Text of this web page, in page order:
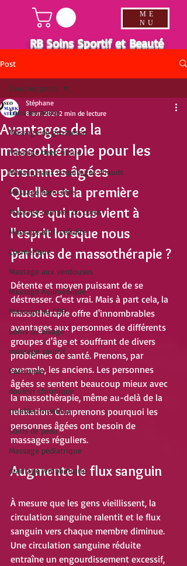
RB Soins Sportif et Beauté
ME
NU
Post
Tous les posts
Massage de grossesse
Massage deep tissue
Massage aux coquillages chauds
Massage bien-être
Massage complet du corps
Massage anti-cellulite
Cosmétique
Massage aux ventouses
Massage Ayurvédique
Massage au CBD
Soins du visage
massage sportif
Parkinson
douleur chronique
troubles mentaux
Soins de peau
Massage pédiatrique
drainage lymphatique
Tous les posts
Avantages de la
massothérapie pour les
personnes âgées
Stéphane
8 avr. 2021 2 min de lecture
Quelle est la première
chose qui nous vient à
l'esprit lorsque nous
parlons de massothérapie ?
Détente et moyen puissant de se
déstresser. C'est vrai. Mais à part cela, la
massothérapie offre d'innombrables
avantages aux personnes de différents
groupes d'âge et souffrant de divers
problèmes de santé. Prenons, par
exemple, les anciens. Les personnes
âgées se sentent beaucoup mieux avec
la massothérapie, même au-delà de la
relaxation. Comprenons pourquoi les
personnes âgées ont besoin de
massages réguliers.
Augmente le flux sanguin
À mesure que les gens vieillissent, la
circulation sanguine ralentit et le flux
sanguin vers chaque membre diminue.
Une circulation sanguine réduite
entraîne un engourdissement excessif,